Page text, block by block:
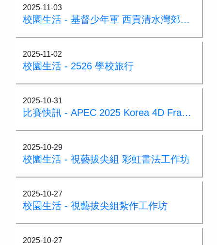
2025-11-03
校園生活 - 基督少年軍 西貢清水灣郊野公園遠足活動
2025-11-02
校園生活 - 2526 學校旅行
2025-10-31
比賽快訊 - APEC 2025 Korea 4D Frame比賽
2025-10-29
校園生活 - 視藝拔尖組 彩虹書法工作坊
2025-10-27
校園生活 - 視藝拔尖組紮作工作坊
2025-10-27